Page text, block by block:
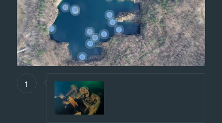
5
6
7
8
9
10
11
12
13
14
15
16
1